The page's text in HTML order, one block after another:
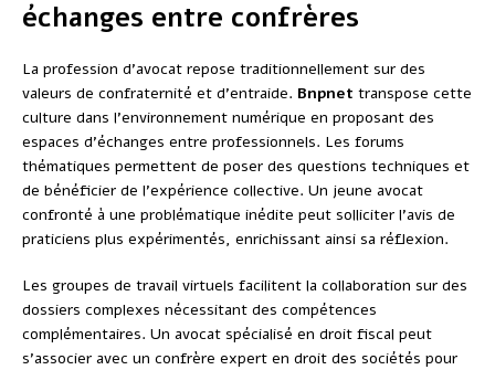
échanges entre confrères
La profession d’avocat repose traditionnellement sur des
valeurs de confraternité et d’entraide. Bnpnet transpose cette
culture dans l’environnement numérique en proposant des
espaces d’échanges entre professionnels. Les forums
thématiques permettent de poser des questions techniques et
de bénéficier de l’expérience collective. Un jeune avocat
confronté à une problématique inédite peut solliciter l’avis de
praticiens plus expérimentés, enrichissant ainsi sa réflexion.
Les groupes de travail virtuels facilitent la collaboration sur des
dossiers complexes nécessitant des compétences
complémentaires. Un avocat spécialisé en droit fiscal peut
s’associer avec un confrère expert en droit des sociétés pour